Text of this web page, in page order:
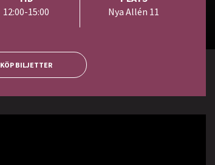
12:00-15:00
Nya Allén 11
KÖP BILJETTER